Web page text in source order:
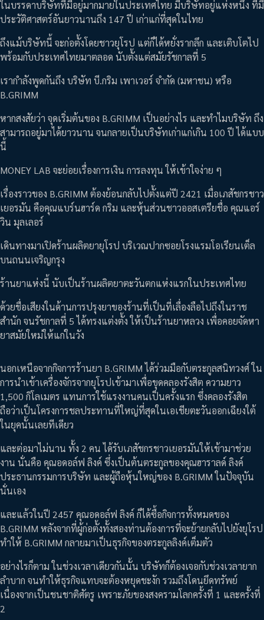
ในบรรดาบริษัทที่มีอยู่มากมายในประเทศไทย มีบริษัทอยู่แห่งหนึ่ง ที่มี
ประวัติศาสตร์อันยาวนานถึง 147 ปี เก่าแก่ที่สุดในไทย
ถึงแม้บริษัทนี้ จะก่อตั้งโดยชาวยุโรป แต่ก็ได้หยั่งรากลึก และเติบโตไป
พร้อมกับประเทศไทยมาตลอด นับตั้งแต่สมัยรัชกาลที่ 5
เรากำลังพูดกันถึง บริษัท บี.กริม เพาเวอร์ จำกัด (มหาชน) หรือ
B.GRIMM
หากสงสัยว่า จุดเริ่มต้นของ B.GRIMM เป็นอย่างไร และทำไมบริษัท ถึง
สามารถอยู่มาได้ยาวนาน จนกลายเป็นบริษัทเก่าแก่เกิน 100 ปี ได้แบบ
นี้
MONEY LAB จะย่อยเรื่องการเงิน การลงทุน ให้เข้าใจง่าย ๆ
เรื่องราวของ B.GRIMM ต้องย้อนกลับไปตั้งแต่ปี 2421 เมื่อเภสัชกรชาว
เยอรมัน คือคุณแบร์นฮาร์ด กริม และหุ้นส่วนชาวออสเตรียชื่อ คุณแอร์
วิน มุลเลอร์
เดินทางมาเปิดร้านผลิตยายุโรป บริเวณปากซอยโรงแรมโอเรียนเต็ล
บนถนนเจริญกรุง
ร้านยาแห่งนี้ นับเป็นร้านผลิตยาตะวันตกแห่งแรกในประเทศไทย
ด้วยชื่อเสียงในด้านการปรุงยาของร้านที่เป็นที่เลื่องลือไปถึงในราช
สำนัก จนรัชกาลที่ 5 ได้ทรงแต่งตั้ง ให้เป็นร้านยาหลวง เพื่อคอยจัดหา
ยาสมัยใหม่ให้แก่ในวัง
นอกเหนือจากกิจการร้านยา B.GRIMM ได้ร่วมมือกับตระกูลสนิทวงศ์ ใน
การนำเข้าเครื่องจักรจากยุโรปเข้ามาเพื่อขุดคลองรังสิต ความยาว
1,500 กิโลเมตร แทนการใช้แรงงานคนเป็นครั้งแรก ซึ่งคลองรังสิต
ถือว่าเป็นโครงการชลประทานที่ใหญ่ที่สุดในเอเชียตะวันออกเฉียงใต้
ในยุคนั้นเลยทีเดียว
และต่อมาไม่นาน ทั้ง 2 คน ได้รับเภสัชกรชาวเยอรมันให้เข้ามาช่วย
งาน นั่นคือ คุณอดอล์ฟ ลิงค์ ซึ่งเป็นต้นตระกูลของคุณฮาราลด์ ลิงค์
ประธานกรรมการบริษัท และผู้ถือหุ้นใหญ่ของ B.GRIMM ในปัจจุบัน
นั่นเอง
และแล้วในปี 2457 คุณอดอล์ฟ ลิงค์ ก็ได้ซื้อกิจการทั้งหมดของ
B.GRIMM หลังจากที่ผู้ก่อตั้งทั้งสองท่านต้องการที่จะย้ายกลับไปยังยุโรป
ทำให้ B.GRIMM กลายมาเป็นธุรกิจของตระกูลลิงค์เต็มตัว
อย่างไรก็ตาม ในช่วงเวลาเดียวกันนั้น บริษัทก็ต้องเจอกับช่วงเวลายาก
ลำบาก จนทำให้ธุรกิจแทบจะต้องหยุดชะงัก รวมถึงโดนยึดทรัพย์
เนื่องจากเป็นชนชาติศัตรู เพราะภัยของสงครามโลกครั้งที่ 1 และครั้งที่
2